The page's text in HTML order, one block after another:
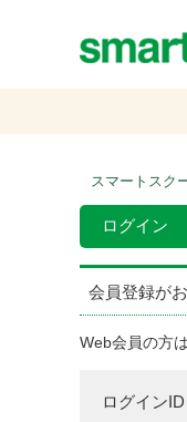
スマートスク
ログイン
会員登録が
Web会員の方
ログインID